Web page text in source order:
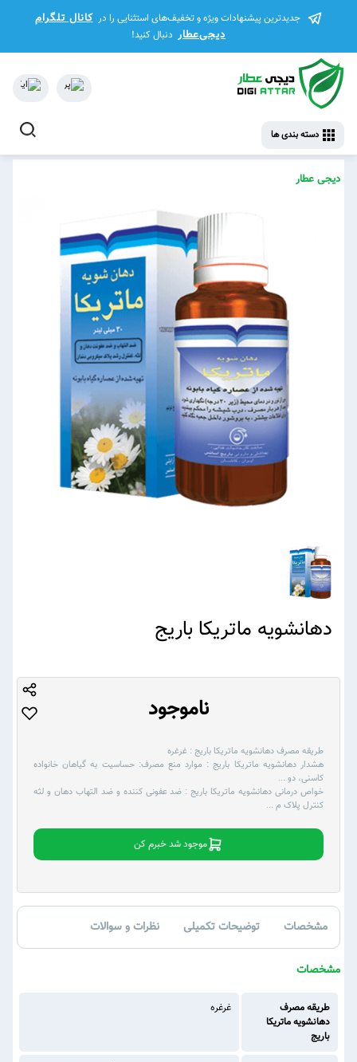
جدیدترین پیشنهادات ویژه و تخفیف‌های استثنایی را در کانال تلگرام
دیجی‌عطار دنبال کنید!
دسته بندی ها
دیجی عطار
دهانشویه ماتریکا باریج
ناموجود
طریقه مصرف دهانشویه ماتریکا باریج : غرغره
هشدار دهانشویه ماتریکا باریج : موارد منع مصرف: حساسیت به گیاهان خانواده
کاسنی، دو...
خواص درمانی دهانشویه ماتریکا باریج : ضد عفونی کننده و ضد التهاب دهان و لثه
کنترل پلاک م...
موجود شد خبرم کن
مشخصات توضیحات تکمیلی نظرات و سوالات
مشخصات
طریقه مصرف
دهانشویه ماتریکا
باریج
غرغره